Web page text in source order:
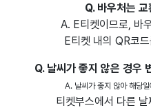
Q. 바우처는
A. E티켓이므로, 바
E티켓 내의 QR코
Q. 날씨가 좋지 않은 경우
A. 날씨가 좋지 않아 해당
티켓부스에서 다른